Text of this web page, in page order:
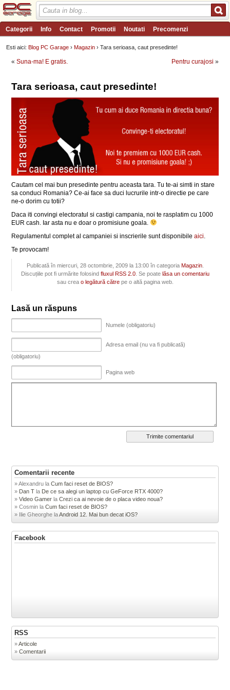
Categorii Info Contact Promotii Noutati Precomenzi
Review-uri Wishlist PC Garage TV Forum Blog Angajari
Esti aici:Blog PC Garage ›Magazin › Tara serioasa, caut presedinte!
«Suna-ma! E gratis. Pentru curajosi »
Tara serioasa, caut presedinte!
Cautam cel mai bun presedinte pentru aceasta tara. Tu te-ai simti in stare
sa conduci Romania? Ce-ai face sa duci lucrurile intr-o directie pe care
ne-o dorim cu totii?
Daca iti convingi electoratul si castigi campania, noi te rasplatim cu 1000
EUR cash. Iar asta nu e doar o promisiune goala.
Regulamentul complet al campaniei si inscrierile sunt disponibileaici
Te provocam!
Publicată în miercuri, 28 octombrie, 2009 la 13:00 în categoria Magazin.
Discuțiile pot fi urmărite folosind fluxul RSS 2.0. Se poate lăsa un comentariu
sau crea o legătură cătrepe o altă pagina web.
Lasă un răspuns
Numele (obligatoriu)
Adresa email (nu va fi publicată)
(obligatoriu)
Pagina web
Comentarii recente
Alexandru laCum faci reset de BIOS?
Dan T la De ce sa alegi un laptop cu GeForce RTX 4000?
Video Gamer laCrezi ca ai nevoie de o placa video noua?
Cosmin laCum faci reset de BIOS?
Ilie Gheorghe laAndroid 12. Mai bun decat iOS?
Facebook
RSS
Articole
Comentarii